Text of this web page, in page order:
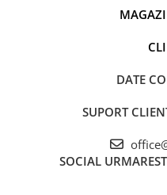
DATE
SUPORT
SOCIAL